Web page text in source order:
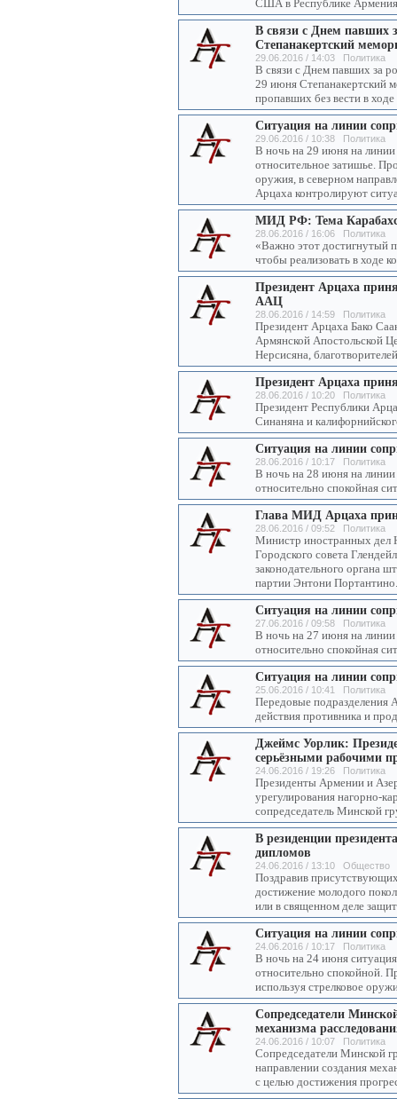
США в Республике
В связи с Днем павших
Степанакертский
29.06.2016 / 14:03 Политика
В связи с Днем павших за
29 июня Степанакертский
пропавших без вести в
Ситуация на линии
29.06.2016 / 10:38 Политика
В ночь на 29 июня на
относительное затишье.
оружия, в северном
Арцаха контролируют
МИД РФ: Тема
28.06.2016 / 16:06 Политика
«Важно этот достигнутый
чтобы реализовать в ходе
Президент Арцаха
ААЦ
28.06.2016 / 14:59 Политика
Президент Арцаха Бако
Армянской Апостольской
Нерсисяна,
Президент Арцаха
28.06.2016 / 10:20 Политика
Президент Республики
Синаняна и
Ситуация на линии
28.06.2016 / 10:17 Политика
В ночь на 28 июня на
относительно спокойная
Глава МИД Арцаха
28.06.2016 / 09:52 Политика
Министр иностранных дел
Городского совета
законодательного органа
партии Энтони Портантино.
Ситуация на линии
27.06.2016 / 09:58 Политика
В ночь на 27 июня на
относительно спокойная
Ситуация на линии
25.06.2016 / 10:41 Политика
Передовые подразделения
действия противника и
Джеймс Уорлик:
серьёзными рабочими
24.06.2016 / 19:26 Политика
Президенты Армении и
урегулирования нагорно-
сопредседатель Минской
В резиденции
дипломов
24.06.2016 / 13:10 Общество
Поздравив
достижение молодого
или в священном деле
Ситуация на линии
24.06.2016 / 10:17 Политика
В ночь на 24 июня
относительно спокойной.
используя стрелковое
Сопредседатели
механизма
24.06.2016 / 10:07 Политика
Сопредседатели Минской
направлении создания
с целью достижения